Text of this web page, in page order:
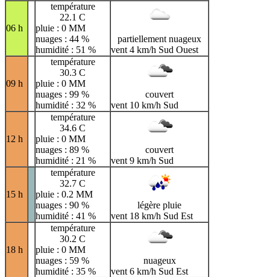
06 h
température
22.1 C
pluie : 0 MM
nuages : 44 %
humidité : 51 %
partiellement nuageux
vent 4 km/h Sud Ouest
09 h
température
30.3 C
pluie : 0 MM
nuages : 99 %
humidité : 32 %
couvert
vent 10 km/h Sud
12 h
température
34.6 C
pluie : 0 MM
nuages : 89 %
humidité : 21 %
couvert
vent 9 km/h Sud
15 h
température
32.7 C
pluie : 0.2 MM
nuages : 90 %
humidité : 41 %
légère pluie
vent 18 km/h Sud Est
18 h
température
30.2 C
pluie : 0 MM
nuages : 59 %
humidité : 35 %
nuageux
vent 6 km/h Sud Est